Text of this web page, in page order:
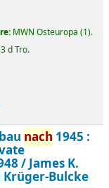
MWN Osteuropa (1).
d Tro.
nach 1945 :
/James K.
Bulcke